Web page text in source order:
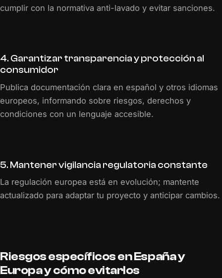
cumplir con la normativa anti-lavado y evitar sanciones.
4. Garantizar transparencia y protección al
consumidor
Publica documentación clara en español y otros idiomas
europeos, informando sobre riesgos, derechos y
condiciones con un lenguaje accesible.
5. Mantener vigilancia regulatoria constante
La regulación europea está en evolución; mantente
actualizado para adaptar tu proyecto y anticipar cambios.
Riesgos específicos en España y
Europa y cómo evitarlos